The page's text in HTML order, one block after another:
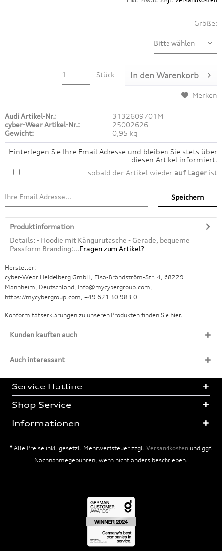
Größe:
Stück In den Warenkorb
Merken
Audi Artikel-Nr.:
3132609701M
cyber-Wear Artikel-Nr.:
25002626
Gewicht:
0,95 kg
Hinterlegen Sie Ihre Email Adresse und bleiben Sie stets über
diesen Artikel informiert.
sobald der Artikel wieder auf Lager ist
Speichern
Produktinformation
Details: - Hoodie mit Kängurutasche - Gerade, bequeme
Passform Branding:...Fragen zum Artikel?
Hersteller:
cyber-Wear Heidelberg GmbH, Elsa-Brändström-Str. 4, 68229
Mannheim, Deutschland, Info@mycybergroup.com,
https://mycybergroup.com, +49 621 30 983 0
Konformitätserklärungen zu unseren Produkten finden Sie hier.
Kunden kauften auch
Auch interessant
Service Hotline
Shop Service
Informationen
* Alle Preise inkl. gesetzl. Mehrwertsteuer zzgl. Versandkostenund ggf.
Nachnahmegebühren, wenn nicht anders beschrieben.